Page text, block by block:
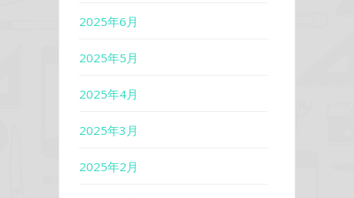
2025年6月
2025年5月
2025年4月
2025年3月
2025年2月